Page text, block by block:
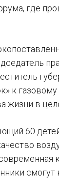
где
к
жизни в
60